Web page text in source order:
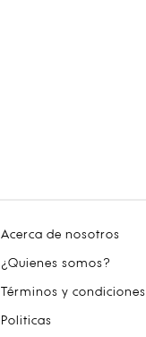
Acerca de nosotros
¿Quienes somos?
Términos y condiciones
Politicas